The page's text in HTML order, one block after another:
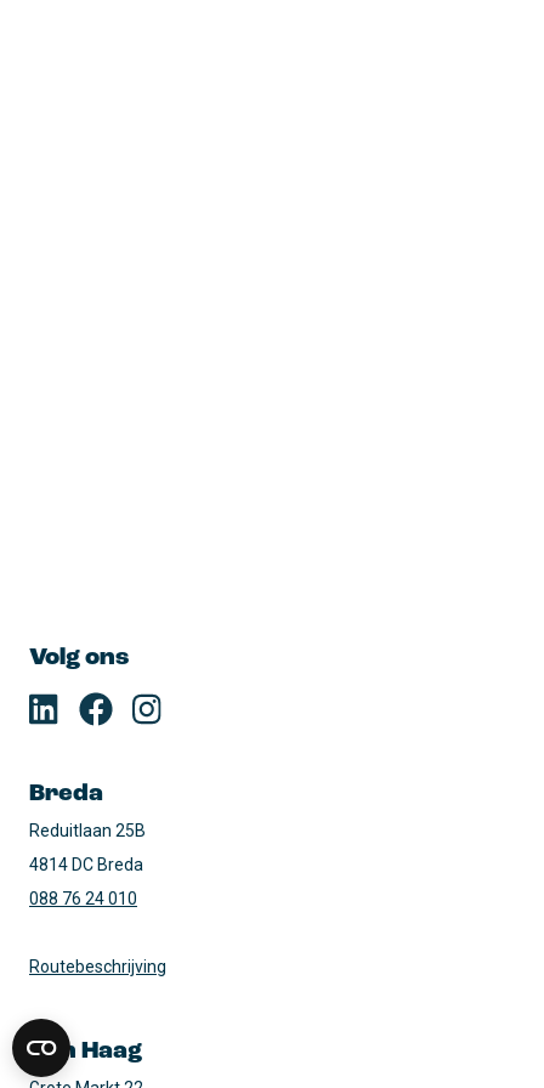
Breda
Reduitlaan 25B
4814 DC Breda
088 76 24 010
Routebeschrijving
Den Haag
Volg ons